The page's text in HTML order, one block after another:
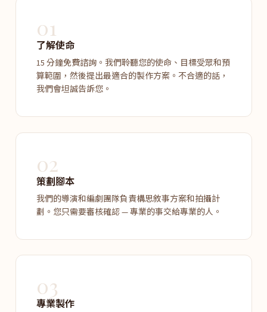
01
了解使命
15 分鐘免費諮詢。我們聆聽您的使命、目標受眾和預
算範圍，然後提出最適合的製作方案。不合適的話，
我們會坦誠告訴您。
02
策劃腳本
我們的導演和編劇團隊負責構思敘事方案和拍攝計
劃。您只需要審核確認 — 專業的事交給專業的人。
03
專業製作